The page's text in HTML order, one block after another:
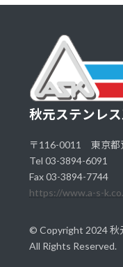
秋元ステンレ
〒116-0011 東京都
Tel 03-3894-6091
Fax 03-3894-7744
https://www.a-s-
© Copyright 2024 秋
All Rights Reserved.